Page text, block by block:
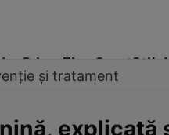
Prime Time SportStil
și tratament